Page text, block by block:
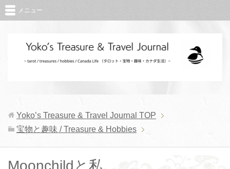
メニュー
Yoko’s Treasure & Travel Journal TOP
宝物と趣味 / Treasure & Hobbies
Moonchildと私